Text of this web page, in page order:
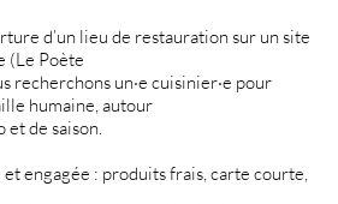
d’un lieu de restauration sur un site
(Le Poète
recherchons un·e cuisinier·e pour
humaine, autour
et de saison.
engagée : produits frais, carte courte,